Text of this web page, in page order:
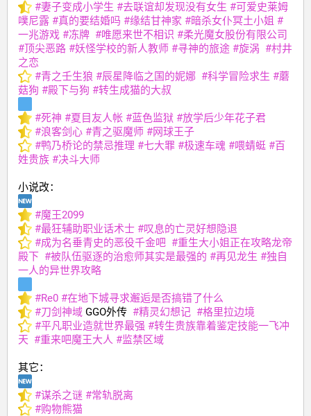
#妻子变成小学生 #去联谊却发现没有女生 #可爱史莱姆
噗尼露 #真的要结婚吗 #缘结甘神家 #暗杀女仆冥土小姐 #
一兆游戏 #冻牌 #唯愿来世不相识 #柔光魔女股份有限公司
#顶尖恶路 #妖怪学校的新人教师 #寻神的旅途 #旋涡 #村井
之恋
#青之壬生狼 #辰星降临之国的妮娜 #科学冒险求生 #蘑
菇狗 #殿下与狗 #转生成猫的大叔
#死神 #夏目友人帐 #蓝色监狱 #放学后少年花子君
#浪客剑心 #青之驱魔师 #网球王子
#鸭乃桥论的禁忌推理 #七大罪 #极速车魂 #喂蜻蜓 #百
姓贵族 #决斗大师
小说改：
#魔王2099
#最狂辅助职业话术士 #叹息的亡灵好想隐退
#成为名垂青史的恶役千金吧 #重生大小姐正在攻略龙帝
殿下 #被队伍驱逐的治愈师其实是最强的 #再见龙生 #独自
一人的异世界攻略
#Re0 #在地下城寻求邂逅是否搞错了什么
#刀剑神域 GGO外传 #精灵幻想记 #格里拉边境
#平凡职业造就世界最强 #转生贵族靠着鉴定技能一飞冲
天 #重来吧魔王大人 #监禁区域
其它：
#谋杀之谜 #常轨脱离
#购物熊猫